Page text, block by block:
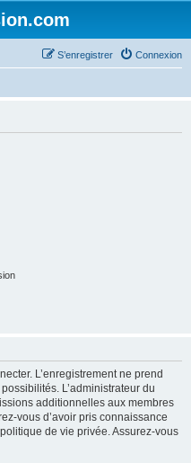
Connexion
S’enregistrer
L’enregistrement ne prend
L’administrateur du
additionnelles aux membres
vous d’avoir pris connaissance
de vie privée. Assurez-vous